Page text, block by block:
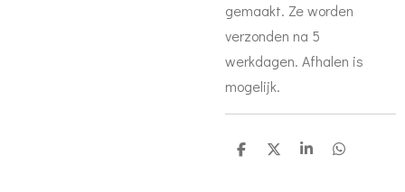
gemaakt. Ze worden
verzonden na 5
werkdagen. Afhalen is
mogelijk.
D
D
S
D